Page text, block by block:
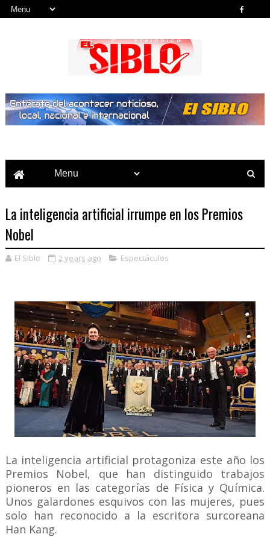
La inteligencia artificial irrumpe en los Premios
Nobel
El Siblo 2 years ago Espectáculos
La inteligencia artificial protagoniza este año los
Premios Nobel, que han distinguido trabajos
pioneros en las categorías de Física y Química.
Unos galardones esquivos con las mujeres, pues
solo han reconocido a la escritora surcoreana
Han Kang.